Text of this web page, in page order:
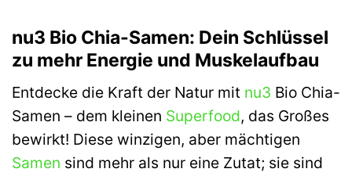
nu3 Bio Chia-Samen: Dein Schlüssel
zu mehr Energie und Muskelaufbau
Entdecke die Kraft der Natur mit nu3 Bio Chia-
Samen – dem kleinen Superfood, das Großes
bewirkt! Diese winzigen, aber mächtigen
Samen sind mehr als nur eine Zutat; sie sind